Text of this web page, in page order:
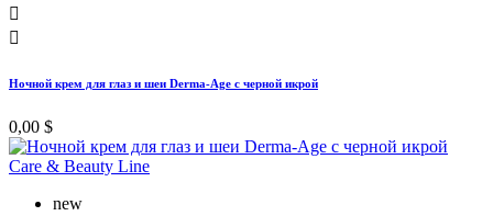


Ночной крем для глаз и шеи Derma-Age с черной икрой
0,00 $
new